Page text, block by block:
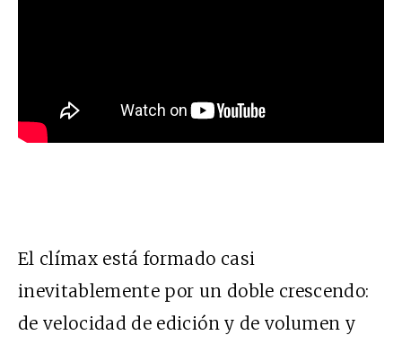
El clímax está formado casi
inevitablemente por un doble crescendo:
de velocidad de edición y de volumen y